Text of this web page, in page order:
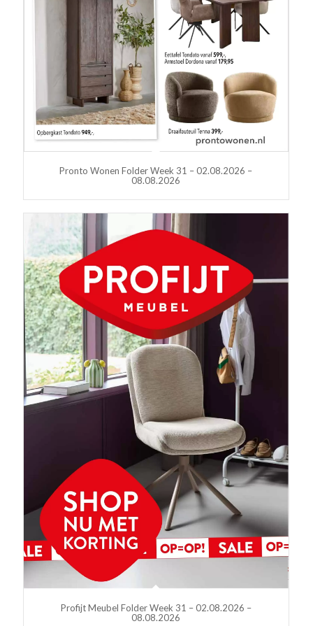
Pronto Wonen Folder Week 31 – 02.08.2026 –
08.08.2026
Profijt Meubel Folder Week 31 – 02.08.2026 –
08.08.2026